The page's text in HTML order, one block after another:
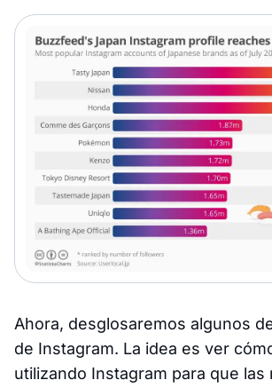
Ahora, desglosaremos algunos
de Instagram. La idea es ver
utilizando Instagram para que las